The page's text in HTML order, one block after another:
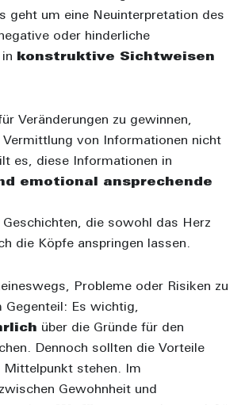
geht um eine Neuinterpretation des
oder hinderliche
konstruktive Sichtweisen
Veränderungen zu gewinnen,
von Informationen nicht
es, diese Informationen in
emotional ansprechende
Geschichten, die sowohl das Herz
die Köpfe anspringen lassen.
Probleme oder Risiken zu
Gegenteil: Es wichtig,
über die Gründe für den
Dennoch sollten die Vorteile
Mittelpunkt stehen. Im
Gewohnheit und